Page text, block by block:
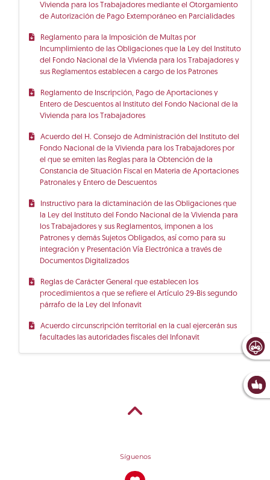
Vivienda para los Trabajadores mediante el Otorgamiento
de Autorización de Pago Extemporáneo en Parcialidades
Reglamento para la Imposición de Multas por
Incumplimiento de las Obligaciones que la Ley del Instituto
del Fondo Nacional de la Vivienda para los Trabajadores y
sus Reglamentos establecen a cargo de los Patrones
Reglamento de Inscripción, Pago de Aportaciones y
Entero de Descuentos al Instituto del Fondo Nacional de la
Vivienda para los Trabajadores
Acuerdo del H. Consejo de Administración del Instituto del
Fondo Nacional de la Vivienda para los Trabajadores por
el que se emiten las Reglas para la Obtención de la
Constancia de Situación Fiscal en Materia de Aportaciones
Patronales y Entero de Descuentos
Instructivo para la dictaminación de las Obligaciones que
la Ley del Instituto del Fondo Nacional de la Vivienda para
los Trabajadores y sus Reglamentos, imponen a los
Patrones y demás Sujetos Obligados, así como para su
integración y Presentación Vía Electrónica a través de
Documentos Digitalizados
Reglas de Carácter General que establecen los
procedimientos a que se refiere el Artículo 29-Bis segundo
párrafo de la Ley del Infonavit
Acuerdo circunscripción territorial en la cual ejercerán sus
facultades las autoridades fiscales del Infonavit
Síguenos